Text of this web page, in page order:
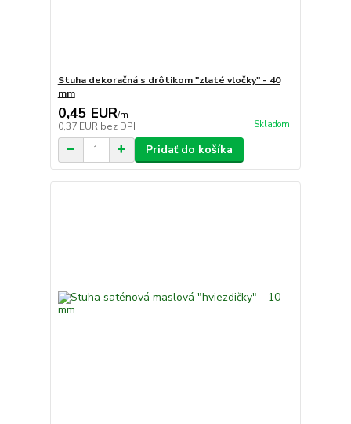
Stuha dekoračná s drôtikom "zlaté vločky" - 40
mm
0,45 EUR/m
0,37 EUR bez DPH Skladom
Pridať do košíka